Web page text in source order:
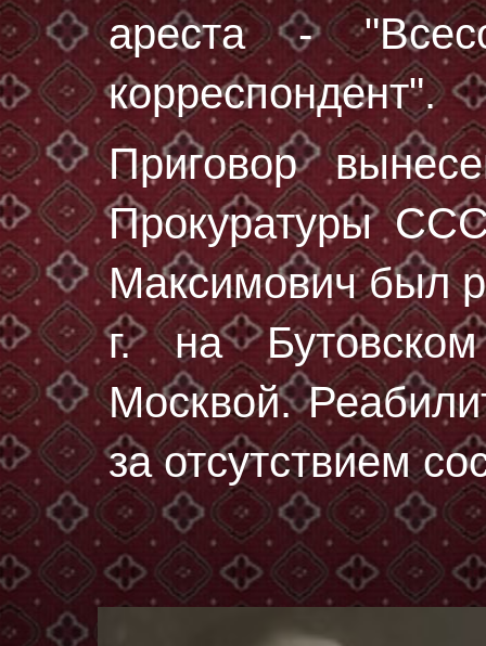
ареста -
корреспондент".
Приговор
Прокуратуры
Максимович был
г.на
Москвой.
за отсутствием